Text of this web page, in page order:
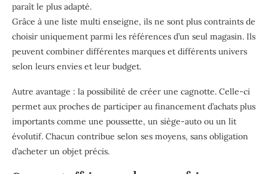
paraît le plus adapté.
Grâce à une liste multi enseigne, ils ne sont plus contraints de
choisir uniquement parmi les références d’un seul magasin. Ils
peuvent combiner différentes marques et différents univers
selon leurs envies et leur budget.
Autre avantage : la possibilité de créer une cagnotte. Celle-ci
permet aux proches de participer au financement d’achats plus
importants comme une poussette, un siège-auto ou un lit
évolutif. Chacun contribue selon ses moyens, sans obligation
d’acheter un objet précis.